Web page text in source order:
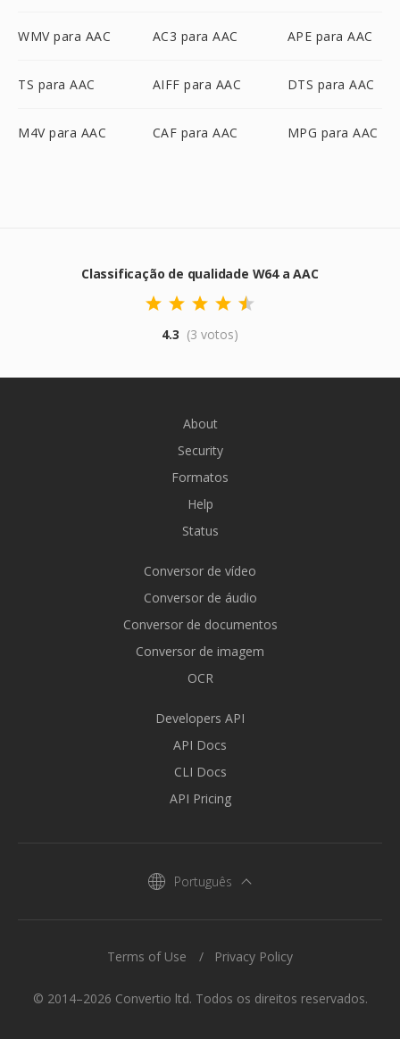
WMV para AAC AC3 para AAC APE para AAC
TS para AAC AIFF para AAC DTS para AAC
M4V para AAC CAF para AAC MPG para AAC
Classificação de qualidade W64 a AAC
4.3 (3 votos)
About
Security
Formatos
Help
Status
Conversor de vídeo
Conversor de áudio
Conversor de documentos
Conversor de imagem
OCR
Developers API
API Docs
CLI Docs
API Pricing
Português
© 2014–2026 Convertio ltd. Todos os direitos reservados.
Terms of Use Privacy Policy